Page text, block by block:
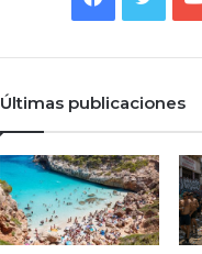
Últimas publicaciones